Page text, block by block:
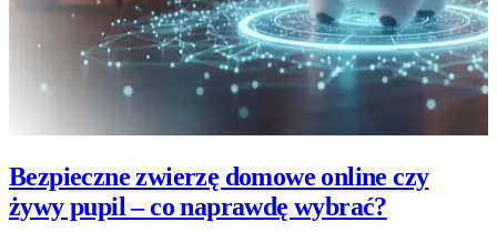
Bezpieczne zwierzę domowe online czy
żywy pupil – co naprawdę wybrać?